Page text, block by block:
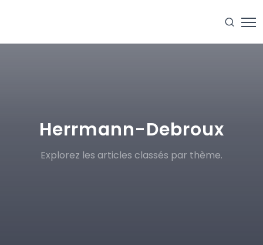
Herrmann-Debroux
Explorez les articles classés par thème.